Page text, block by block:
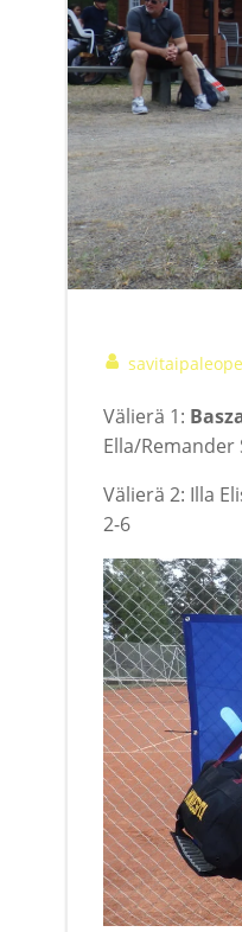
Välierä 1:
Ella/Remander
Välierä 2: Illa
2-6